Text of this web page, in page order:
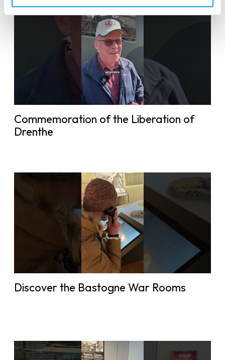
Commemoration of the Liberation of
Drenthe
Discover the Bastogne War Rooms